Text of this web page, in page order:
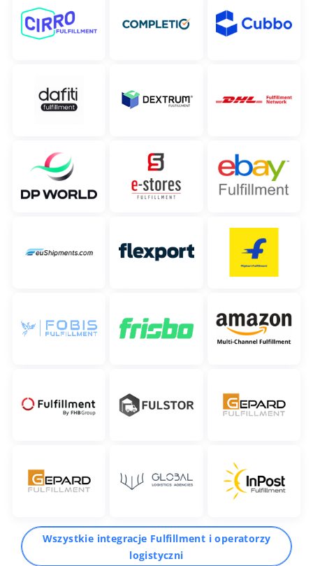
Wszystkie integracje Fulfillment i operatorzy
logistyczni